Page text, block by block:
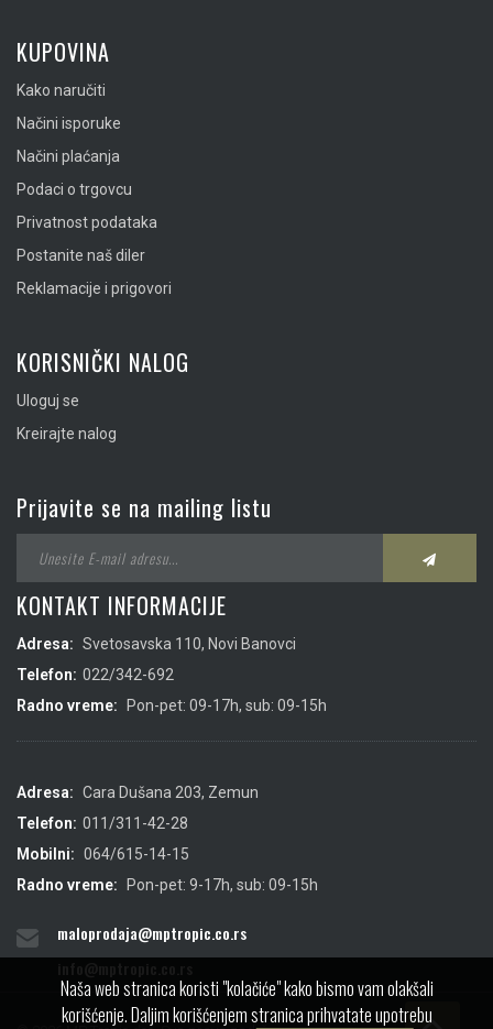
KUPOVINA
Kako naručiti
Načini isporuke
Načini plaćanja
Podaci o trgovcu
Privatnost podataka
Postanite naš diler
Reklamacije i prigovori
KORISNIČKI NALOG
Uloguj se
Kreirajte nalog
Prijavite se na mailing listu
KONTAKT INFORMACIJE
Adresa: Svetosavska 110, Novi Banovci
Telefon: 022/342-692
Radno vreme:
Pon-pet: 09-17h, sub: 09-15h
Adresa: Cara Dušana 203, Zemun
Telefon: 011/311-42-28
Mobilni: 064/615-14-15
Radno vreme:
Pon-pet: 9-17h, sub: 09-15h
maloprodaja@mptropic.co.rs
Naša web stranica koristi "kolačiće" kako bismo vam olakšali
korišćenje. Daljim korišćenjem stranica prihvatate upotrebu